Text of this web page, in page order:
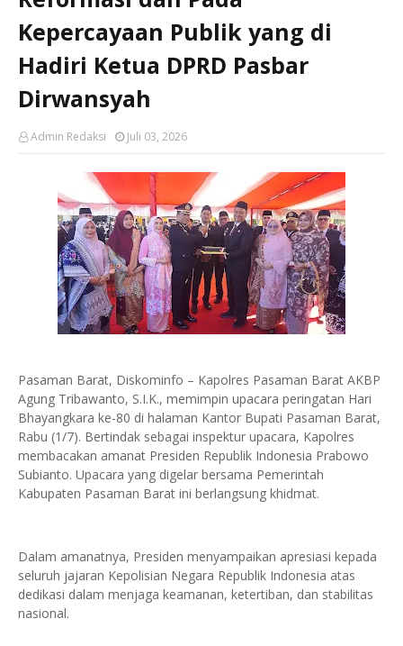
Kepercayaan Publik yang di
Hadiri Ketua DPRD Pasbar
Dirwansyah
Admin Redaksi Juli 03, 2026
Pasaman Barat, Diskominfo – Kapolres Pasaman Barat AKBP
Agung Tribawanto, S.I.K., memimpin upacara peringatan Hari
Bhayangkara ke-80 di halaman Kantor Bupati Pasaman Barat,
Rabu (1/7). Bertindak sebagai inspektur upacara, Kapolres
membacakan amanat Presiden Republik Indonesia Prabowo
Subianto. Upacara yang digelar bersama Pemerintah
Kabupaten Pasaman Barat ini berlangsung khidmat.
Dalam amanatnya, Presiden menyampaikan apresiasi kepada
seluruh jajaran Kepolisian Negara Republik Indonesia atas
dedikasi dalam menjaga keamanan, ketertiban, dan stabilitas
nasional.